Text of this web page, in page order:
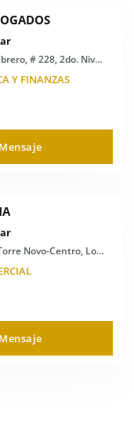
Ensanche Naco, Santo Domingo
Y FINANZAS
Santo Domingo, 10119 República Dominicana